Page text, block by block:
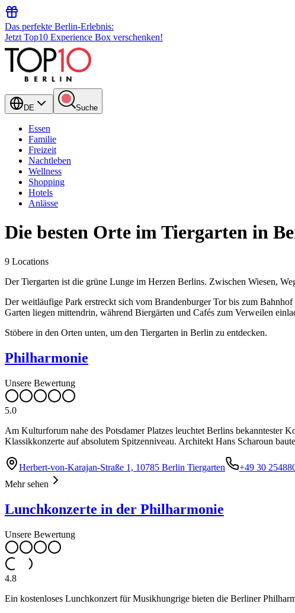
Das perfekte Berlin-Erlebnis:
Jetzt Top10 Experience Box verschenken!
DE Suche
Essen
Familie
Freizeit
Nachtleben
Wellness
Shopping
Hotels
Anlässe
Die besten Orte im Tiergarten in
9 Locations
Der Tiergarten ist die grüne Lunge im Herzen Berlins. Zwischen Wiesen,
Der weitläufige Park erstreckt sich vom Brandenburger Tor bis zum
Garten liegen mittendrin, während Biergärten und Cafés zum Verweilen
Stöbere in den Orten unten, um den Tiergarten in Berlin zu entdecken.
Philharmonie
Unsere Bewertung
5.0
Am Kulturforum nahe des Potsdamer Platzes leuchtet Berlins bekanntester
Klassikkonzerte auf absolutem Spitzenniveau. Architekt Hans Scharoun
Herbert-von-Karajan-Straße 1, 10785 Berlin Tiergarten +49 30
Mehr sehen
Lunchkonzerte in der Philharmonie
Unsere Bewertung
4.8
Ein kostenloses Lunchkonzert für Musikhungrige bieten die Berliner